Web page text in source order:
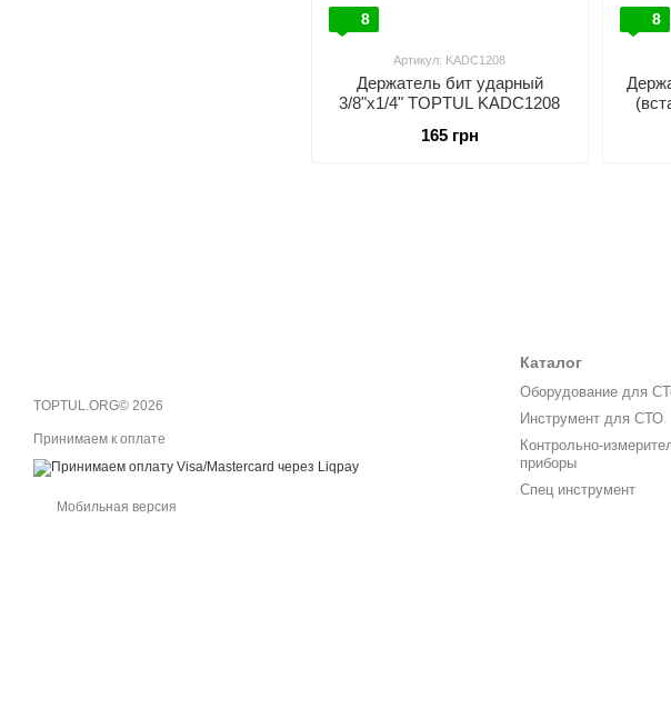
8
Артикул: KADC1208
Держатель бит ударный
3/8"х1/4" TOPTUL KADC1208
165 грн
8
TOPTUL.ORG© 2026
Принимаем к оплате
Мобильная версия
Каталог
Оборудование для
Инструмент для СТО
Контрольно-
приборы
Спец инструмент